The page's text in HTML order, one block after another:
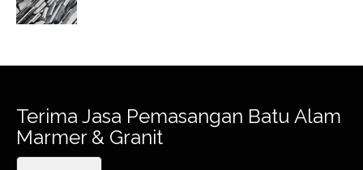
Terima Jasa Pemasangan Batu Alam
Marmer & Granit